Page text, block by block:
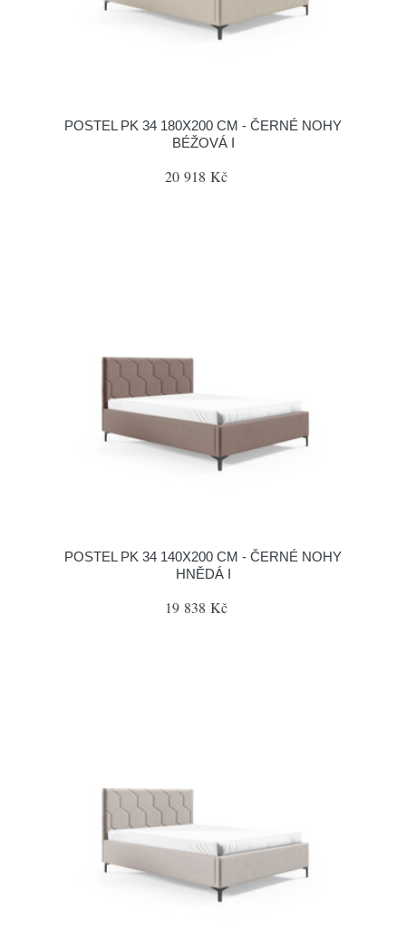
POSTEL PK 34 180X200 CM - ČERNÉ NOHY
BÉŽOVÁ I
20 918 Kč
POSTEL PK 34 140X200 CM - ČERNÉ NOHY
HNĚDÁ I
19 838 Kč